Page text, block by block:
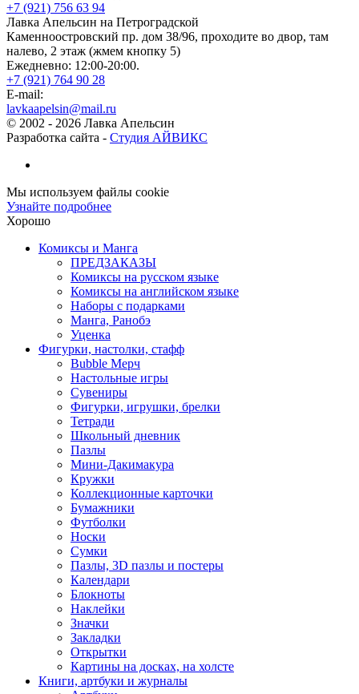
+7 (921) 756 63 94
Лавка Апельсин на Петроградской
Каменноостровский пр. дом 38/96, проходите во двор, там
налево, 2 этаж (жмем кнопку 5)
Ежедневно: 12:00-20:00.
+7 (921) 764 90 28
E-mail:
lavkaapelsin@mail.ru
© 2002 - 2026 Лавка Апельсин
Разработка сайта - Студия АЙВИКС
Мы используем файлы cookie
Узнайте подробнее
Хорошо
Комиксы и Манга
ПРЕДЗАКАЗЫ
Комиксы на русском языке
Комиксы на английском языке
Наборы с подарками
Манга, Ранобэ
Уценка
Фигурки, настолки, стафф
Bubble Мерч
Настольные игры
Сувениры
Фигурки, игрушки, брелки
Тетради
Школьный дневник
Пазлы
Мини-Дакимакура
Кружки
Коллекционные карточки
Бумажники
Футболки
Носки
Сумки
Пазлы, 3D пазлы и постеры
Календари
Блокноты
Наклейки
Значки
Закладки
Открытки
Картины на досках, на холсте
Книги, артбуки и журналы